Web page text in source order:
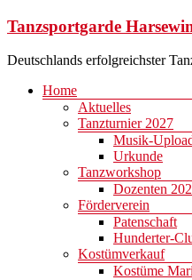
Zum
springen
Tanzsportgarde
Deutschlands erfolgreichster
Menü
Home
Aktuelles
Tanzturnier 2027
Musik-
Urkunde
Tanzworkshop
Dozenten
Förderverein
Patenschaft
Hunderter-
Kostümverkauf
Kostüme